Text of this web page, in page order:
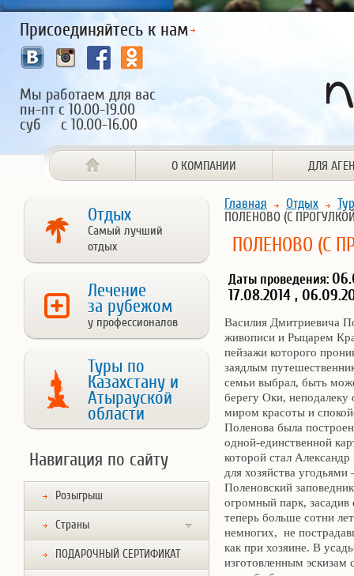
<
Присоединяйтесь к нам
Мы работаем для вас
пн-пт с 10.00-19.00
суб с 10.00-16.00
О КОМПАНИИ ДЛЯ
Отдых
Самый лучший
отдых
Лечение
за рубежом
у профессионалов
Туры по
Казахстану и
Атырауской
области
Навигация по сайту
Розыгрыш
Страны
ПОДАРОЧНЫЙ СЕРТИФИКАТ
Главная Отдых
ПОЛЕНОВО (С
ПОЛЕНОВО (С
Даты проведения:
17.08.2014 ,
Василия Дмитриевича
живописи и Рыцарем
пейзажи которого
заядлым
семьи выбрал, быть
берегу Оки,
миром красоты и
Поленова была
одной-единственной
которой стал
для хозяйства
Поленовский
огромный парк,
теперь больше сотни
немногих, не
как при хозяине. В
изготовленным